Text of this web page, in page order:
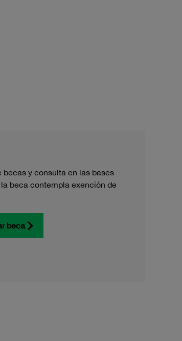
y consulta en las bases
beca contempla exención de
beca